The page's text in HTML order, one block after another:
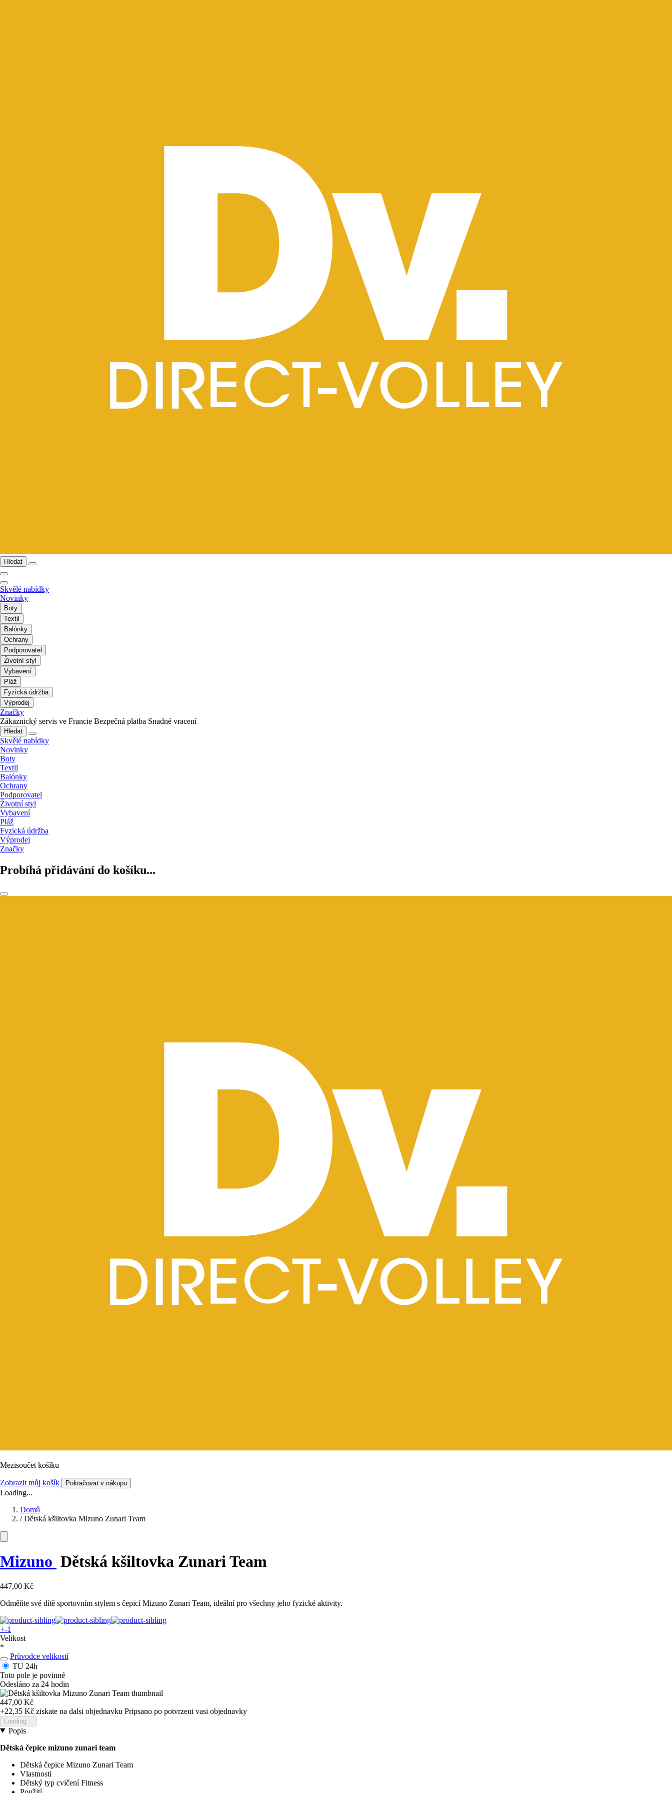
Hledat
Skvělé nabídky
Novinky
Boty
Textil
Balónky
Ochrany
Podporovatel
Životní styl
Vybavení
Pláž
Fyzická údržba
Výprodej
Značky
Zákaznický servis ve Francie Bezpečná platba Snadné vracení
Hledat
Skvělé nabídky
Novinky
Boty
Textil
Balónky
Ochrany
Podporovatel
Životní styl
Vybavení
Pláž
Fyzická údržba
Výprodej
Značky
Probíhá přidávání do košíku...
Mezisoučet košíku
Zobrazit můj košík Pokračovat v nákupu
Loading...
Domů
/ Dětská kšiltovka Mizuno Zunari Team
Mizuno Dětská kšiltovka Zunari Team
447,00 Kč
Odměňte své dítě sportovním stylem s čepicí Mizuno Zunari Team, ideální pro všechny jeho fyzické aktivity.
+-1
Velikost
*
Průvodce velikostí
TU 24h
Toto pole je povinné
Odesláno za 24 hodin
447,00 Kč
+22,35 Kč ziskate na dalsi objednavku Pripsano po potvrzeni vasi objednavky
Loading...
Popis
Dětská čepice mizuno zunari team
Dětská čepice Mizuno Zunari Team
Vlastnosti
Dětský typ cvičení Fitness